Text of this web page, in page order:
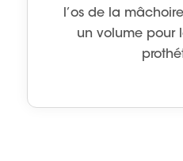
l’os de la
un volume pour